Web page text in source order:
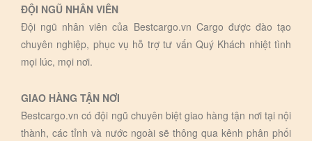
ĐỘI NGŨ NHÂN VIÊN
Đội ngũ nhân viên của Bestcargo.vn Cargo được đào tạo
chuyên nghiệp, phục vụ hỗ trợ tư vấn Quý Khách nhiệt tình
mọi lúc, mọi nơi.
GIAO HÀNG TẬN NƠI
Bestcargo.vn có đội ngũ chuyên biệt giao hàng tận nơi tại nội
thành, các tỉnh và nước ngoài sẽ thông qua kênh phân phối